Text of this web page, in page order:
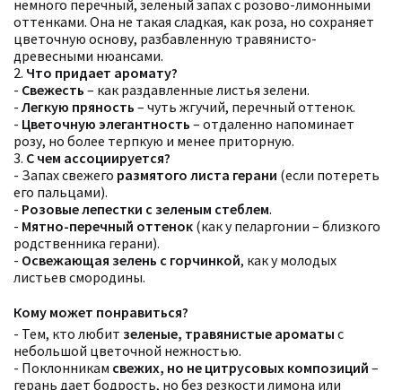
немного перечный, зеленый запах с розово-лимонными
оттенками. Она не такая сладкая, как роза, но сохраняет
цветочную основу, разбавленную травянисто-
древесными нюансами.
2. Что придает аромату?
- Свежесть – как раздавленные листья зелени.
- Легкую пряность – чуть жгучий, перечный оттенок.
- Цветочную элегантность – отдаленно напоминает
розу, но более терпкую и менее приторную.
3. С чем ассоциируется?
- Запах свежего размятого листа герани (если потереть
его пальцами).
- Розовые лепестки с зеленым стеблем.
- Мятно-перечный оттенок (как у пеларгонии – близкого
родственника герани).
- Освежающая зелень с горчинкой, как у молодых
листьев смородины.
Кому может понравиться?
- Тем, кто любит зеленые, травянистые ароматы с
небольшой цветочной нежностью.
- Поклонникам свежих, но не цитрусовых композиций –
герань дает бодрость, но без резкости лимона или